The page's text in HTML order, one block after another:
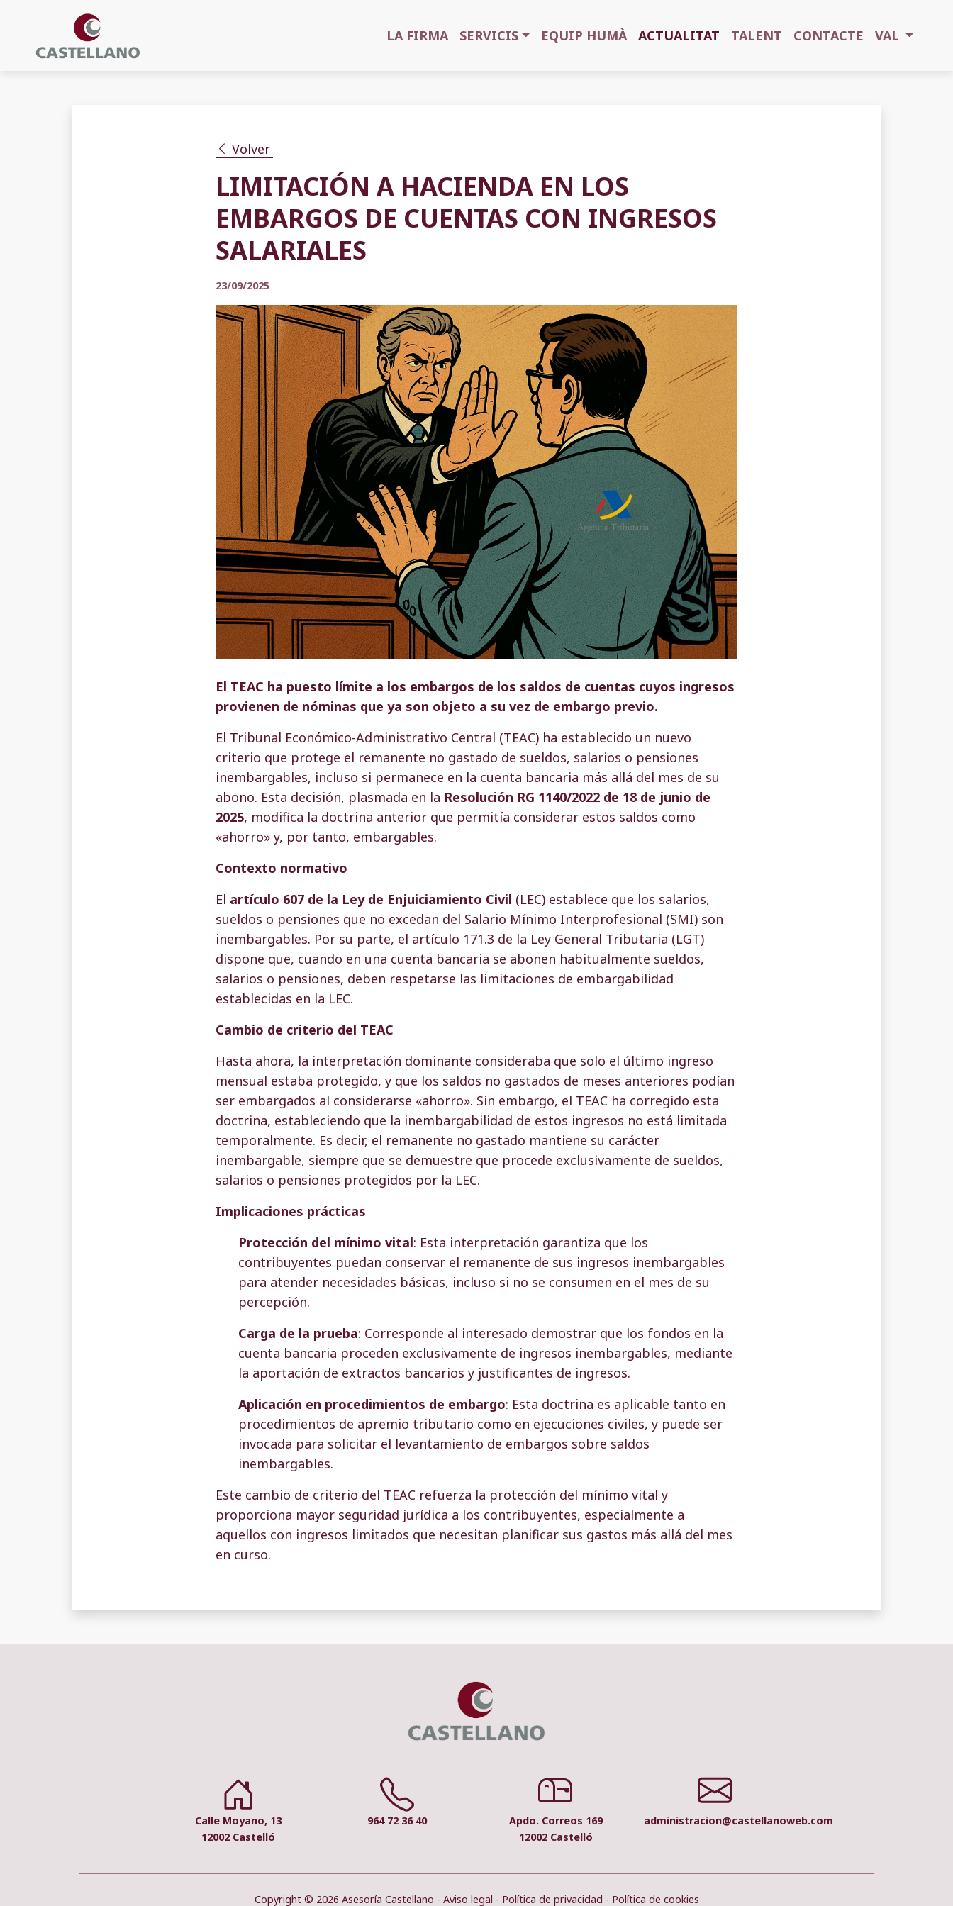
LA FIRMA SERVICIS EQUIP HUMÀ ACTUALITAT TALENT CONTACTE VAL
Volver
LIMITACIÓN A HACIENDA EN LOS
EMBARGOS DE CUENTAS CON INGRESOS
SALARIALES
23/09/2025
El TEAC ha puesto límite a los embargos de los saldos de cuentas cuyos ingresos
provienen de nóminas que ya son objeto a su vez de embargo previo.
El Tribunal Económico-Administrativo Central (TEAC) ha establecido un nuevo
criterio que protege el remanente no gastado de sueldos, salarios o pensiones
inembargables, incluso si permanece en la cuenta bancaria más allá del mes de su
abono. Esta decisión, plasmada en la Resolución RG 1140/2022 de 18 de junio de
2025, modifica la doctrina anterior que permitía considerar estos saldos como
«ahorro» y, por tanto, embargables.
Contexto normativo
El artículo 607 de la Ley de Enjuiciamiento Civil (LEC) establece que los salarios,
sueldos o pensiones que no excedan del Salario Mínimo Interprofesional (SMI) son
inembargables. Por su parte, el artículo 171.3 de la Ley General Tributaria (LGT)
dispone que, cuando en una cuenta bancaria se abonen habitualmente sueldos,
salarios o pensiones, deben respetarse las limitaciones de embargabilidad
establecidas en la LEC.
Cambio de criterio del TEAC
Hasta ahora, la interpretación dominante consideraba que solo el último ingreso
mensual estaba protegido, y que los saldos no gastados de meses anteriores podían
ser embargados al considerarse «ahorro». Sin embargo, el TEAC ha corregido esta
doctrina, estableciendo que la inembargabilidad de estos ingresos no está limitada
temporalmente. Es decir, el remanente no gastado mantiene su carácter
inembargable, siempre que se demuestre que procede exclusivamente de sueldos,
salarios o pensiones protegidos por la LEC.
Implicaciones prácticas
Protección del mínimo vital: Esta interpretación garantiza que los
contribuyentes puedan conservar el remanente de sus ingresos inembargables
para atender necesidades básicas, incluso si no se consumen en el mes de su
percepción.
Carga de la prueba: Corresponde al interesado demostrar que los fondos en la
cuenta bancaria proceden exclusivamente de ingresos inembargables, mediante
la aportación de extractos bancarios y justificantes de ingresos.
Aplicación en procedimientos de embargo: Esta doctrina es aplicable tanto en
procedimientos de apremio tributario como en ejecuciones civiles, y puede ser
invocada para solicitar el levantamiento de embargos sobre saldos
inembargables.
Este cambio de criterio del TEAC refuerza la protección del mínimo vital y
proporciona mayor seguridad jurídica a los contribuyentes, especialmente a
aquellos con ingresos limitados que necesitan planificar sus gastos más allá del mes
en curso.
Calle Moyano, 13
12002 Castelló
964 72 36 40
Apdo. Correos 169
12002 Castelló
administracion@castellanoweb.com
Copyright © 2026 Asesoría Castellano - Aviso legal - Política de privacidad - Política de cookies